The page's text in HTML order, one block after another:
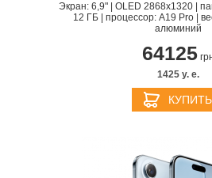
Экран: 6,9" | OLED 2868x1320 |
12 ГБ | процессор: A19 Pro |
алюминий
64125
1425 y. e.
КУПИТЬ